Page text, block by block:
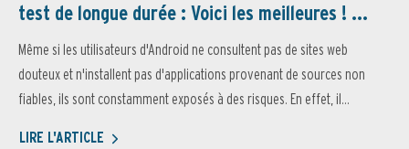
test de longue durée : Voici les meilleures ! ...
Même si les utilisateurs d'Android ne consultent pas de sites web
douteux et n'installent pas d'applications provenant de sources non
fiables, ils sont constamment exposés à des risques. En effet, il...
LIRE L'ARTICLE